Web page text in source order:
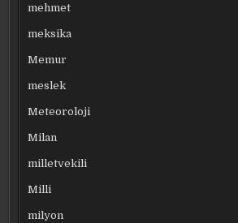
mehmet
meksika
Memur
meslek
Meteoroloji
Milan
milletvekili
Milli
milyon